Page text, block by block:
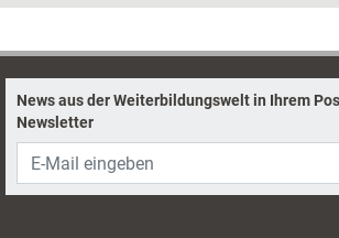
News aus der Weiterbildungswelt in Ihrem
Newsletter